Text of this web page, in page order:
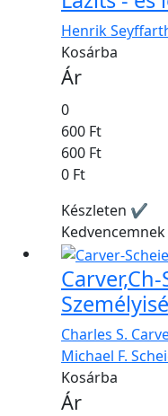
Henrik
Kosárba
Ár
0
600 Ft
600 Ft
0 Ft
Készleten ✔
Charles S.
Michael F.
Kosárba
Ár